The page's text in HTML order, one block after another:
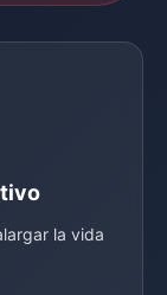
la vida